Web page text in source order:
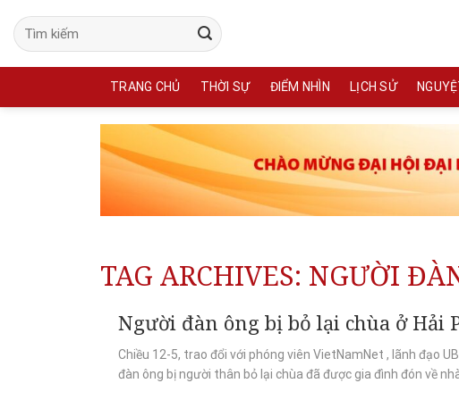
content
TRANG CHỦ THỜI SỰ ĐIỂM NHÌN LỊCH SỬ
TAG ARCHIVES: NGƯỜI
Người đàn ông bị bỏ lại chùa ở Hải
Chiều 12-5, trao đổi với phóng viên VietNamNet , lãnh đạo
đàn ông bị người thân bỏ lại chùa đã được gia đình đón về